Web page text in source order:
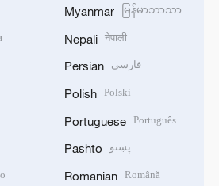
Myanmar မြန်မာဘာသာ
Nepali नेपाली
Persian فارسی
Polish Polski
Portuguese Português
Pashto پښتو
Romanian Română